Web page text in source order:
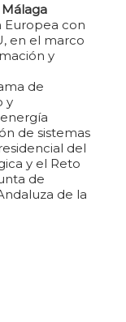
Europea con
en el marco
y
de
y
de sistemas
del
y el Reto
de
de la